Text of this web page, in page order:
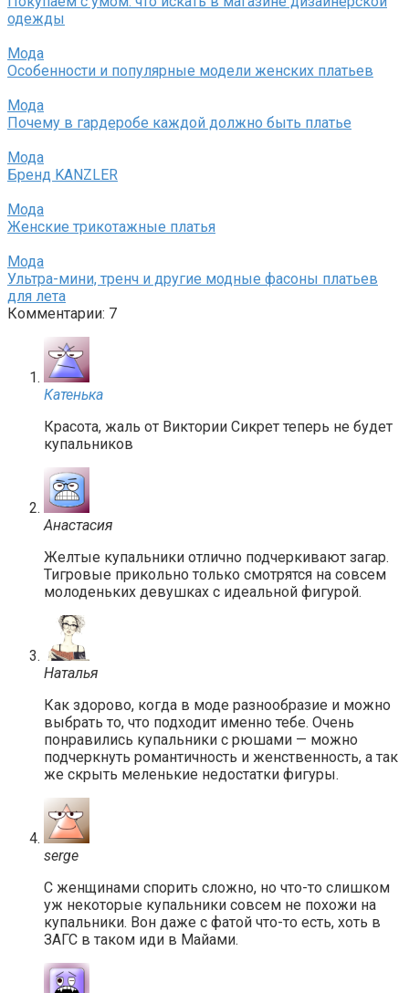
одежды
Мода
Особенности и популярные модели женских платьев
Мода
Почему в гардеробе каждой должно быть платье
Мода
Бренд KANZLER
Мода
Женские трикотажные платья
Мода
Ультра-мини, тренч и другие модные фасоны платьев
для лета
Комментарии: 7
Катенька
Красота, жаль от Виктории Сикрет теперь не будет
купальников
Анастасия
Желтые купальники отлично подчеркивают загар.
Тигровые прикольно только смотрятся на совсем
молоденьких девушках с идеальной фигурой.
Наталья
Как здорово, когда в моде разнообразие и можно
выбрать то, что подходит именно тебе. Очень
понравились купальники с рюшами — можно
подчеркнуть романтичность и женственность, а так
же скрыть меленькие недостатки фигуры.
serge
С женщинами спорить сложно, но что-то слишком
уж некоторые купальники совсем не похожи на
купальники. Вон даже с фатой что-то есть, хоть в
ЗАГС в таком иди в Майами.